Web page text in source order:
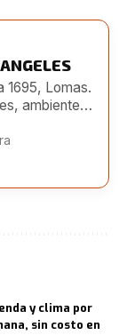
1695, Lomas.
ambiente
y clima por
sin costo en